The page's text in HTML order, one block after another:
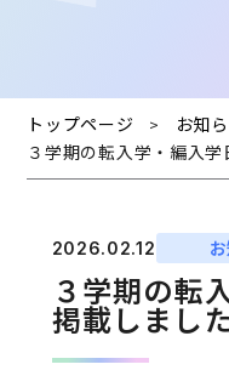
トップページ > お知
３学期の転入学・編入
2026.02.12
３学期の転
掲載しまし